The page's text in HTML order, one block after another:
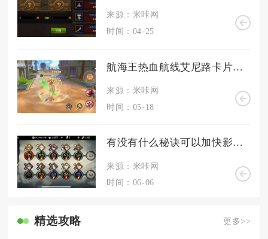
来源：米咔网
时间：04-25
航海王热血航线艾尼路卡片是否可以交易
来源：米咔网
时间：05-18
有没有什么秘诀可以加快影之刃3传说武器的升级速度
来源：米咔网
时间：06-06
精选攻略 更多>>